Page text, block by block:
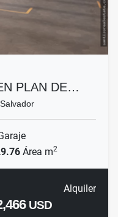
PLAN DE…
Área m2
Alquiler
USD